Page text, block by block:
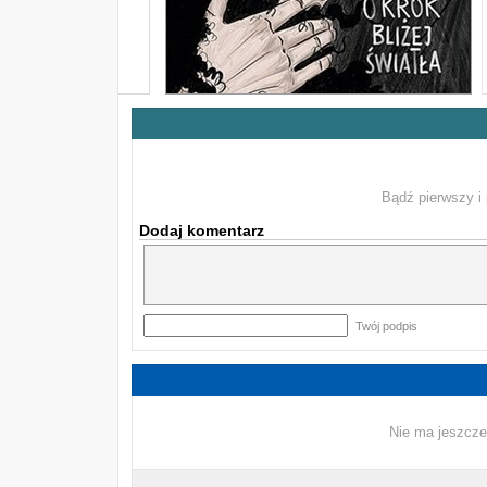
Bądź pierwszy i
Dodaj komentarz
Twój podpis
Nie ma